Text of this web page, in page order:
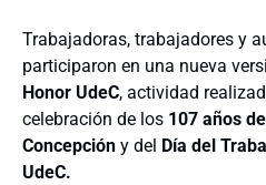
Trabajadoras, trabajadores y
participaron en una nueva
Honor UdeC, actividad
celebración de los 107 años
Concepción y del Día del
UdeC.